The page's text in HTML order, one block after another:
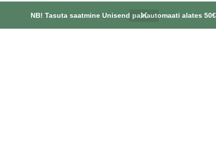
NB! Tasuta saatmine Unisend pakiautomaati alates
Käsitöö! Kaal ca 6,5gr. Pikkus ca 6,5cm.
Käsitöö!